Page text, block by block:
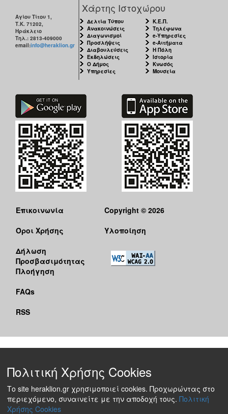
Αγίου Τίτου 1,
Τ.Κ. 71202,
Ηράκλειο
Τηλ.: 2813-409000
email:info@heraklion.gr
Χάρτης Ιστοχώρου
Δελτία Τύπου
Ανακοινώσεις
Διαγωνισμοί
Προσλήψεις
Διαβουλεύσεις
Εκδηλώσεις
Ο Δήμος
Υπηρεσίες
Κ.Ε.Π.
Τηλέφωνα
e-Υπηρεσίες
e-Αιτήματα
Η Πόλη
Ιστορία
Κνωσός
Μουσεία
Επικοινωνία
Όροι Χρήσης
Δήλωση
Προσβασιμότητας
Πλοήγηση
FAQs
RSS
Copyright © 2026
Υλοποίηση
Πολιτική Χρήσης Cookies
Το site heraklion.gr χρησιμοποιεί cookies. Προχωρώντας στο
περιεχόμενο, συναινείτε με την αποδοχή τους. Πολιτική
Χρήσης Cookies